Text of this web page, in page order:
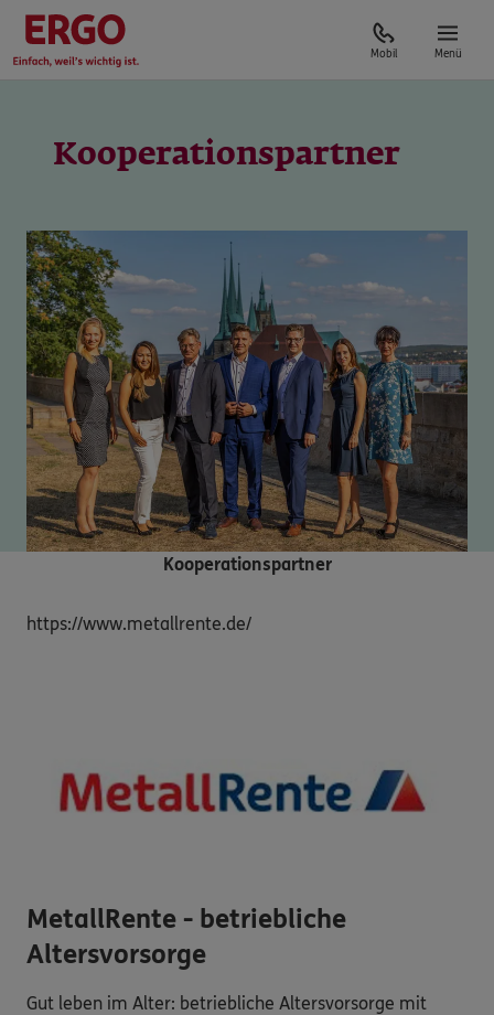
Mobil Menü
Kooperationspartner
Kooperationspartner
https://www.metallrente.de/
MetallRente - betriebliche
Altersvorsorge
Gut leben im Alter: betriebliche Altersvorsorge mit